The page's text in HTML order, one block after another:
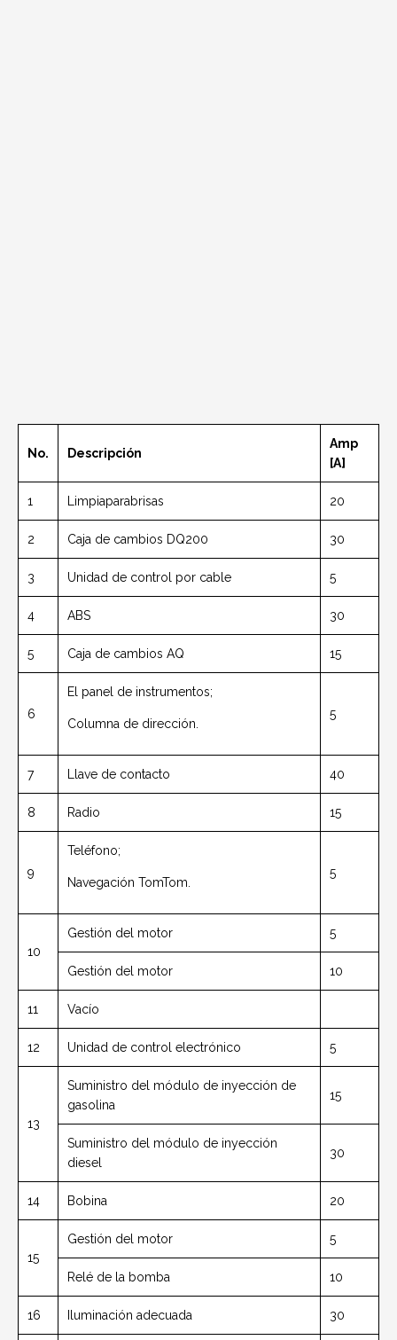
No. Descripción
Amp
[A]
1 Limpiaparabrisas 20
2 Caja de cambios DQ200 30
3 Unidad de control por cable 5
4 ABS 30
5 Caja de cambios AQ 15
6
El panel de instrumentos;
Columna de dirección.
5
7 Llave de contacto 40
8 Radio 15
9
Teléfono;
Navegación TomTom.
5
10
Gestión del motor 5
Gestión del motor 10
11 Vacío
12 Unidad de control electrónico 5
13
Suministro del módulo de inyección de
gasolina
15
Suministro del módulo de inyección
diesel
30
14 Bobina 20
15
Gestión del motor 5
Relé de la bomba 10
16 Iluminación adecuada 30